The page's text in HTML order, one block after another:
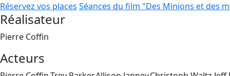
Réservez vos places Séances du film "Des Minions et des
Réalisateur
Pierre Coffin
Acteurs